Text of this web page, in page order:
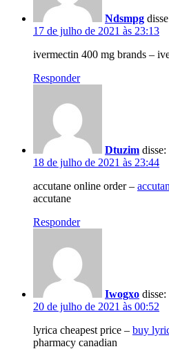
Ndsmpg
17 de julho de 2021 às 23:13
ivermectin 400 mg brands –
Responder
Dtuzim disse:
18 de julho de 2021 às 23:44
accutane online order –
accutane
Responder
Iwogxo disse:
20 de julho de 2021 às 00:52
lyrica cheapest price – buy
pharmacy canadian